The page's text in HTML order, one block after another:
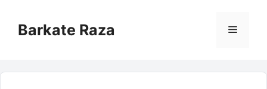
contentBarkate Raza Menu